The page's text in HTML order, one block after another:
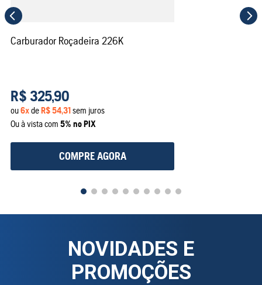
Carburador Roçadeira 226K
R$ 325,90
ou6xdeR$54,31sem juros
Ou à vista com 5% no PIX
COMPRE AGORA
NOVIDADES E
PROMOÇÕES